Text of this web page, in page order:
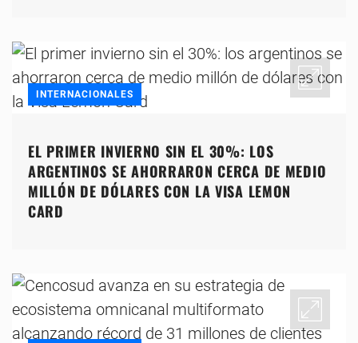
INTERNACIONALES
EL PRIMER INVIERNO SIN EL 30%: LOS
ARGENTINOS SE AHORRARON CERCA DE MEDIO
MILLÓN DE DÓLARES CON LA VISA LEMON
CARD